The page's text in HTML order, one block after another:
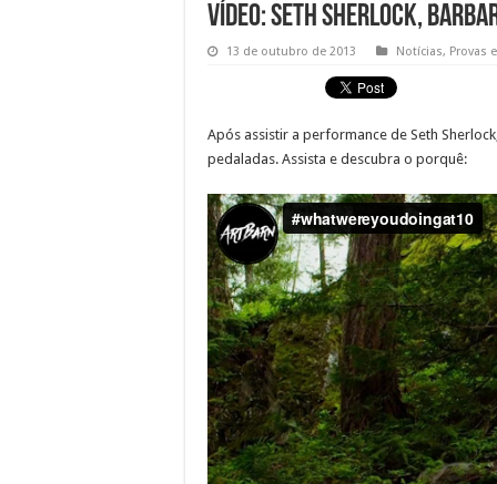
Vídeo: Seth Sherlock,
13 de outubro de 2013 Notícias, Provas
Após assistir a performance de Seth
pedaladas. Assista e descubra o porquê: